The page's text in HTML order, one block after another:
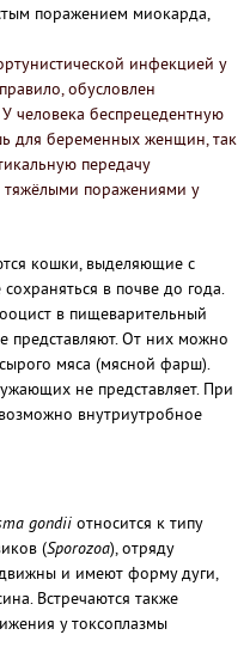
поражением миокарда,
инфекцией у
обусловлен
человека беспрецедентную
для беременных женщин, так
передачу
тяжёлыми поражениями у
кошки, выделяющие с
в почве до года.
в пищеварительный
представляют. От них можно
мяса (мясной фарш).
не представляет. При
внутриутробное
gondii относится к типу
(Sporozoa), отряду
и имеют форму дуги,
Встречаются также
у токсоплазмы